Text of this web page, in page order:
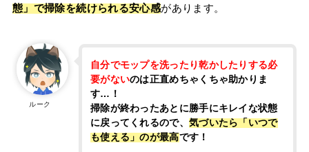
態」で掃除を続けられる安心感があります。
ルーク
自分でモップを洗ったり乾かしたりする必
要がないのは正直めちゃくちゃ助かりま
す…！
掃除が終わったあとに勝手にキレイな状態
に戻ってくれるので、 気づいたら「いつで
も使える」のが最高です！